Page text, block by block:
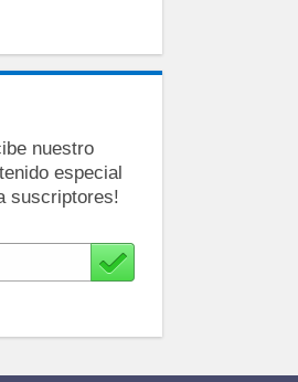
nuestro
especial
suscriptores!